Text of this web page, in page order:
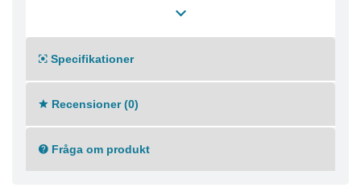
Specifikationer
Recensioner (0)
Fråga om produkt